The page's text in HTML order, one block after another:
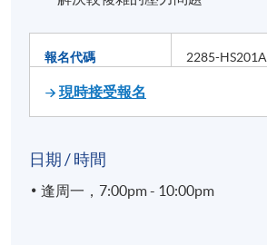
報名代碼 2285-HS201A
現時接受報名
日期 / 時間
逢周一，7:00pm - 10:00pm